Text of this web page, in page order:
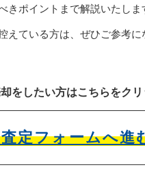
きポイントまで解説いたしま
えている方は、ぜひご参考に
をしたい方はこちらをク
定フォームへ進